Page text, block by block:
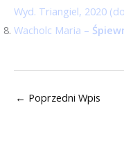
Wyd. Triangiel, 2020
Wacholc Maria –
← Poprzedni Wpis